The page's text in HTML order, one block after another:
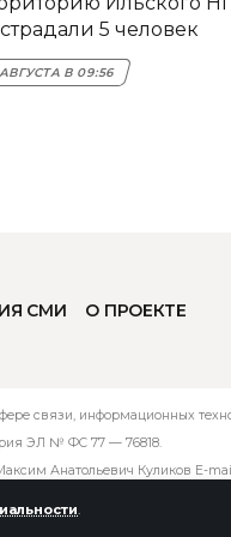
5 человек
В 09:56
СМИ О ПРОЕКТЕ
связи, информационных
ЭЛ № ФС 77 — 76818.
Анатольевич Куликов E-